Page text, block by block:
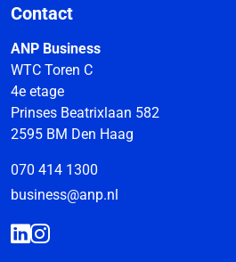
Contact
ANP Business
WTC Toren C
4e etage
Prinses Beatrixlaan 582
2595 BM Den Haag
070 414 1300
business@anp.nl